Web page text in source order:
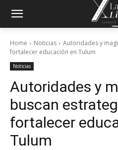
Home Noticias
Autoridades y
fortalecer educación en Tulum
Noticias
Autoridades y
buscan
fortalecer
Tulum